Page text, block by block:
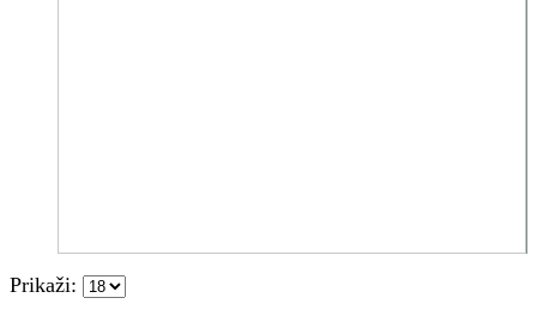
Prikaži: